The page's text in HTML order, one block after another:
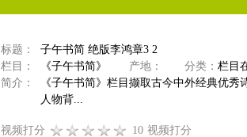
标题：
子午书简 绝版李鸿章3 2
栏目：
《子午书简》 产地： 分类： 栏目
简介：
《子午书简》栏目撷取古今中外经典优
人物背...
视频打分 10 视频打分